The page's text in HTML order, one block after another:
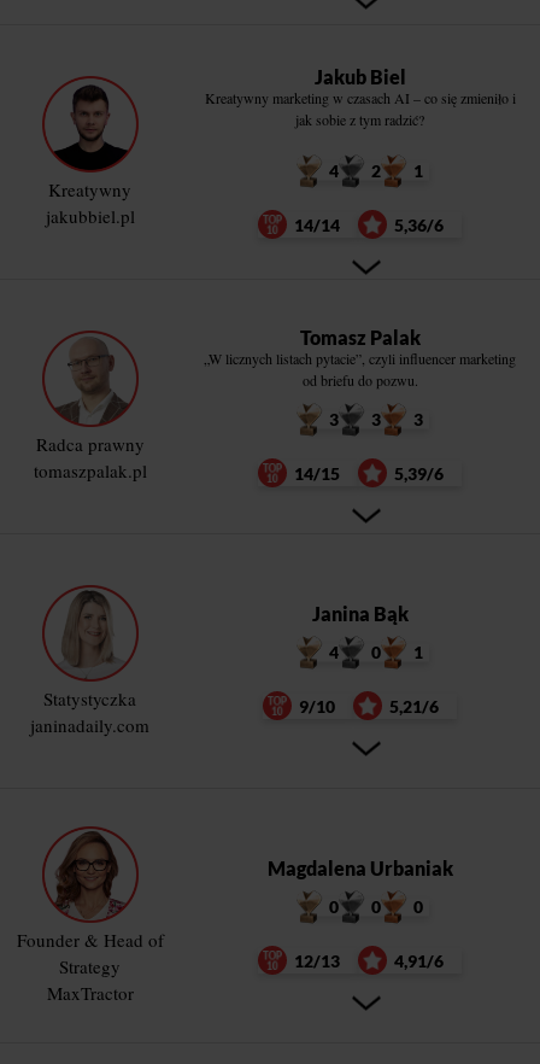
Kreatywny
jakubbiel.pl
Jakub Biel
Kreatywny marketing w czasach AI – co się zmieniło i
jak sobie z tym radzić?
4 2 1
14/14 5,36/6
Radca prawny
tomaszpalak.pl
Tomasz Palak
„W licznych listach pytacie”, czyli influencer marketing
od briefu do pozwu.
3 3 3
14/15 5,39/6
Statystyczka
janinadaily.com
Janina Bąk
4 0 1
9/10 5,21/6
Founder & Head of
Strategy
MaxTractor
Magdalena Urbaniak
0 0 0
12/13 4,91/6